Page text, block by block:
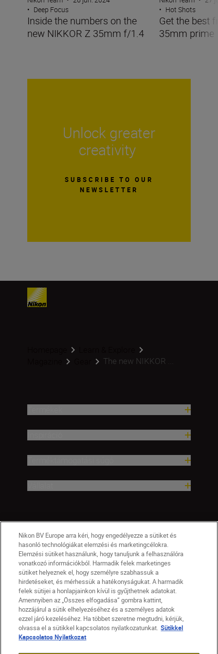
• Deep Focus
Inside the numbers on the
new NIKKOR Z 35mm f/1.4
• Hot Shots
Get the best
35mm prime
Unlock greater
creativity
SUBSCRIBE TO OUR
NEWSLETTER
The new NIKKOR ...
HU Nikon Sites
Lépjen kapcsolatba velünk
Adatvédelmi nyilatkozat
Jogi nyilatkozat
Nikon BV Europe arra kéri, hogy engedélyezze a sütiket és
hasonló technológiákat elemzési és marketingcélokra.
Elemzési sütiket használunk, hogy tanuljunk a felhasználóra
vonatkozó információkból. Harmadik felek marketinges
sütiket helyeznek el, hogy személyre szabhassuk a
hirdetéseket, és mérhessük a hatékonyságukat. A harmadik
felek sütijei a honlapjainkon kívül is gyűjthetnek adatokat.
Amennyiben az „Összes elfogadása” gombra kattint,
hozzájárul a sütik elhelyezéséhez és a személyes adatok
ezzel járó kezeléséhez. Ha többet szeretne megtudni, kérjük,
olvassa el a sütikkel kapcsolatos nyilatkozatunkat. Sütikkel
Kapcsolatos Nyilatkozat